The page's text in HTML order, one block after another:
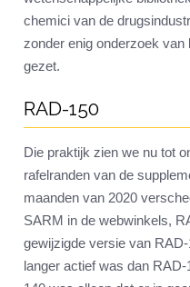
chemici van de
zonder enig onderzoek
gezet.
RAD-150
Die praktijk zien we nu tot
rafelranden van de
maanden van 2020
SARM in de webwinkels,
gewijzigde versie van
langer actief was dan